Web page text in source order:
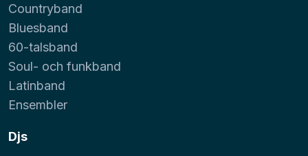
Countryband
Bluesband
60-talsband
Soul- och funkband
Latinband
Ensembler
Djs